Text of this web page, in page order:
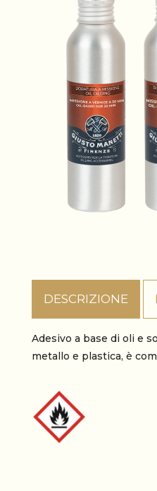
DESCRIZIONE
Adesivo a base di oli e
metallo e plastica, è